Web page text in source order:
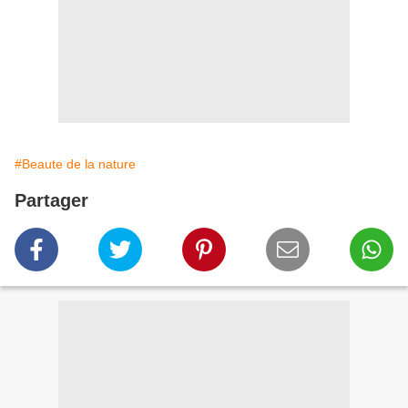
#Beaute de la nature
Partager